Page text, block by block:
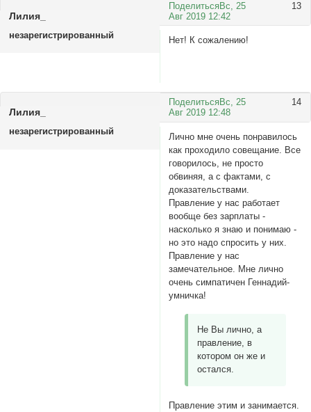
Поделиться 13
Вс, 25
Авг 2019 12:42
Лилия_
незарегистрированный
Нет! К сожалению!
Поделиться 14
Вс, 25
Авг 2019 12:48
Лилия_
незарегистрированный
Лично мне очень понравилось
как проходило совещание. Все
говорилось, не просто
обвиняя, а с фактами, с
доказательствами.
Правление у нас работает
вообще без зарплаты -
насколько я знаю и понимаю -
но это надо спросить у них.
Правление у нас
замечательное. Мне лично
очень симпатичен Геннадий-
умничка!
Не Вы лично, а
правление, в
котором он же и
остался.
Правление этим и занимается.